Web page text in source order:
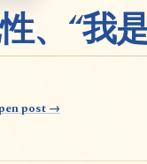
、“我
post →